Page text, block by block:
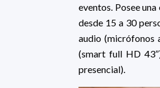
eventos. Posee
desde 15 a 30
audio (micrófonos
(smart full HD 43”
presencial).